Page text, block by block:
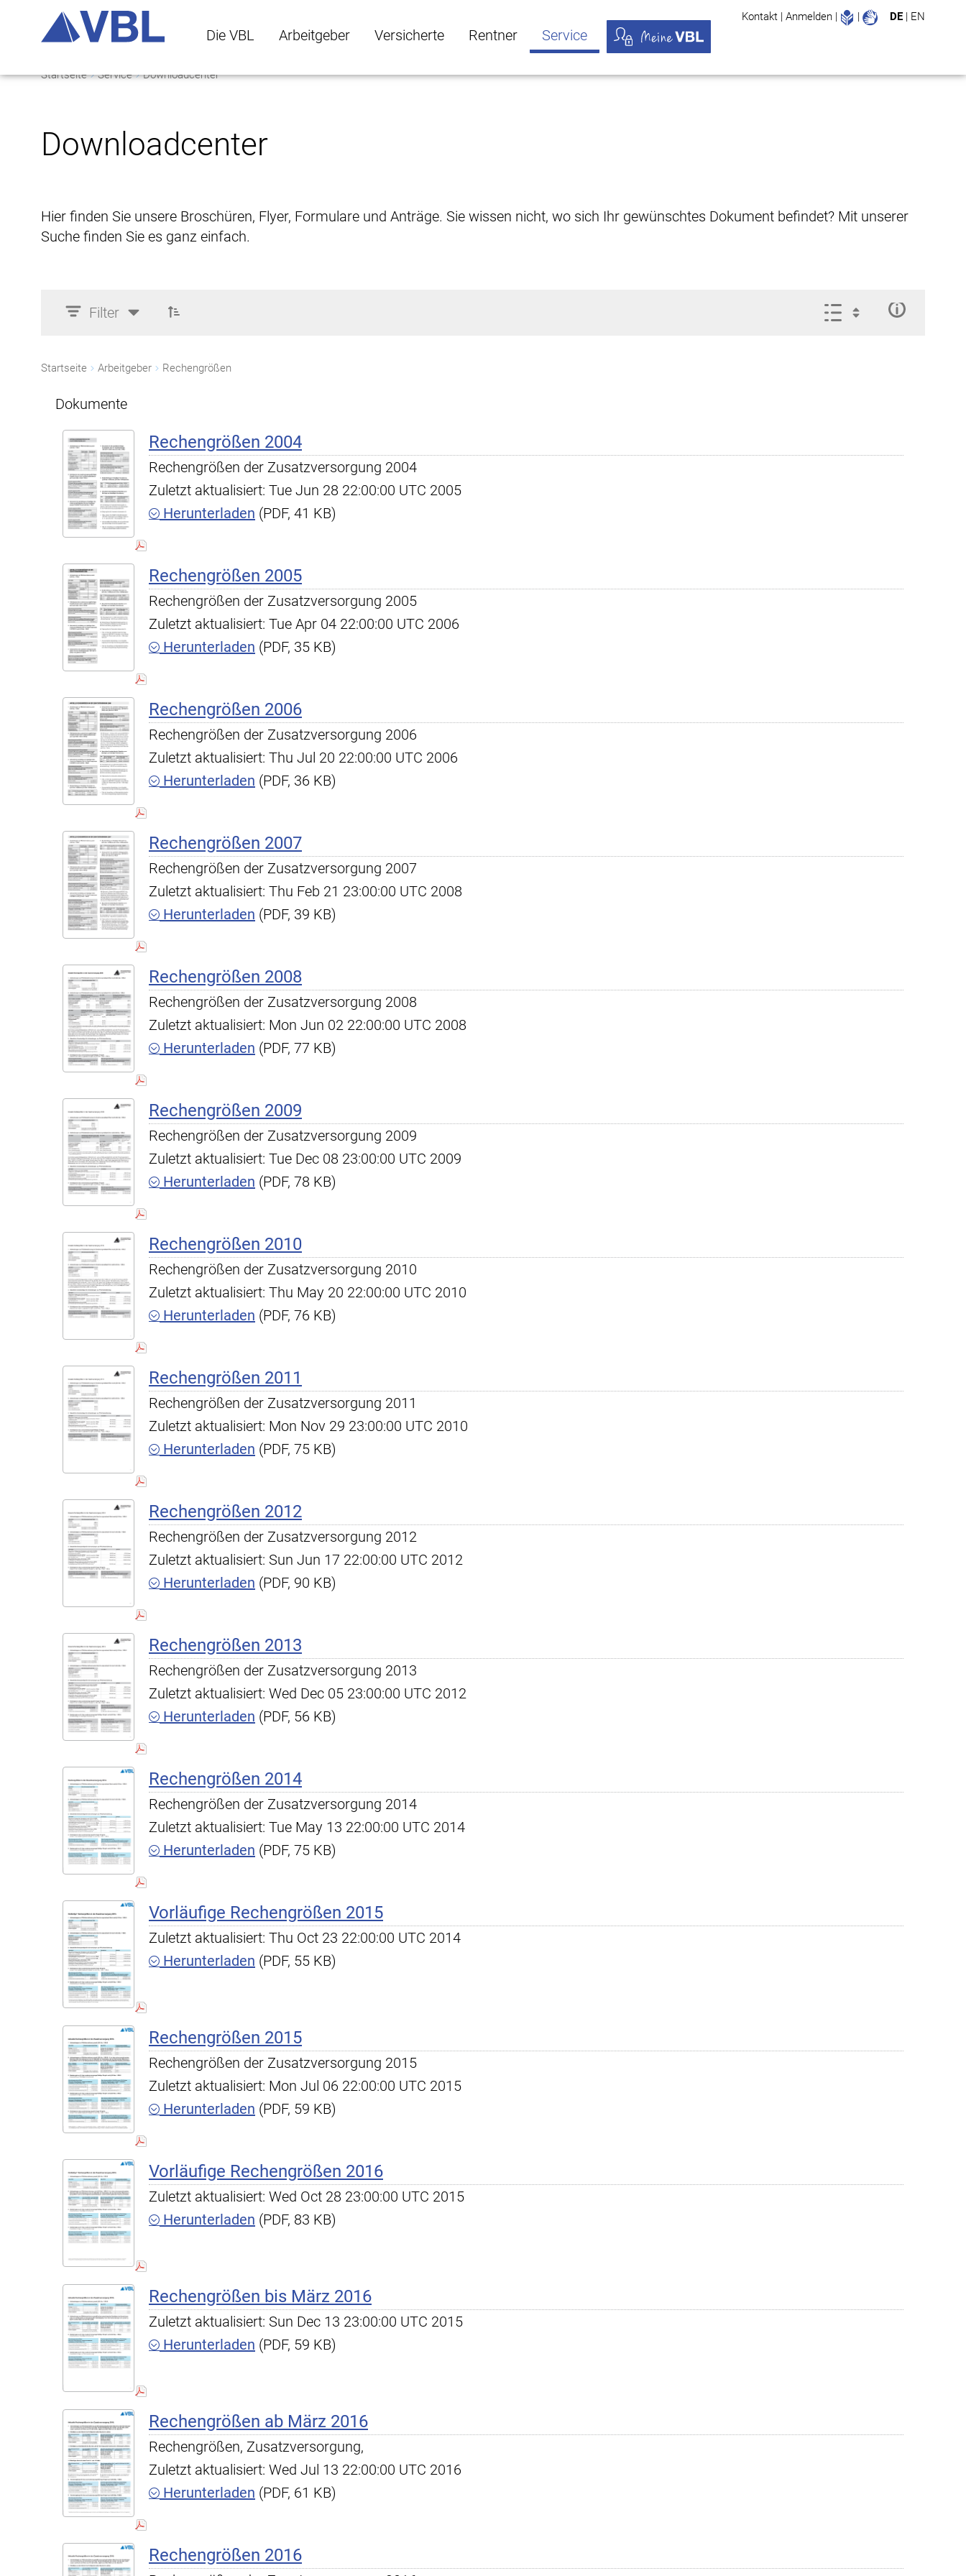
Die VBL Arbeitgeber Versicherte Rentner Service
Kontakt | Anmelden | Leichte Sprache
| DE | EN
Startseite Service Downloadcenter
Downloadcenter
Hier finden Sie unsere Broschüren, Flyer, Formulare und Anträge. Sie wissen nicht, wo sich Ihr gewünschtes Dokument befindet? Mit unserer
Suche finden Sie es ganz einfach.
Filter
Startseite Arbeitgeber Rechengrößen
Dokumente
Rechengrößen 2004
Rechengrößen der Zusatzversorgung 2004
Zuletzt aktualisiert: Tue Jun 28 22:00:00 UTC 2005
Herunterladen (PDF, 41 KB)
Rechengrößen 2005
Rechengrößen der Zusatzversorgung 2005
Zuletzt aktualisiert: Tue Apr 04 22:00:00 UTC 2006
Herunterladen (PDF, 35 KB)
Rechengrößen 2006
Rechengrößen der Zusatzversorgung 2006
Zuletzt aktualisiert: Thu Jul 20 22:00:00 UTC 2006
Herunterladen (PDF, 36 KB)
Rechengrößen 2007
Rechengrößen der Zusatzversorgung 2007
Zuletzt aktualisiert: Thu Feb 21 23:00:00 UTC 2008
Herunterladen (PDF, 39 KB)
Rechengrößen 2008
Rechengrößen der Zusatzversorgung 2008
Zuletzt aktualisiert: Mon Jun 02 22:00:00 UTC 2008
Herunterladen (PDF, 77 KB)
Rechengrößen 2009
Rechengrößen der Zusatzversorgung 2009
Zuletzt aktualisiert: Tue Dec 08 23:00:00 UTC 2009
Herunterladen (PDF, 78 KB)
Rechengrößen 2010
Rechengrößen der Zusatzversorgung 2010
Zuletzt aktualisiert: Thu May 20 22:00:00 UTC 2010
Herunterladen (PDF, 76 KB)
Rechengrößen 2011
Rechengrößen der Zusatzversorgung 2011
Zuletzt aktualisiert: Mon Nov 29 23:00:00 UTC 2010
Herunterladen (PDF, 75 KB)
Rechengrößen 2012
Rechengrößen der Zusatzversorgung 2012
Zuletzt aktualisiert: Sun Jun 17 22:00:00 UTC 2012
Herunterladen (PDF, 90 KB)
Rechengrößen 2013
Rechengrößen der Zusatzversorgung 2013
Zuletzt aktualisiert: Wed Dec 05 23:00:00 UTC 2012
Herunterladen (PDF, 56 KB)
Rechengrößen 2014
Rechengrößen der Zusatzversorgung 2014
Zuletzt aktualisiert: Tue May 13 22:00:00 UTC 2014
Herunterladen (PDF, 75 KB)
Vorläufige Rechengrößen 2015
Zuletzt aktualisiert: Thu Oct 23 22:00:00 UTC 2014
Herunterladen (PDF, 55 KB)
Rechengrößen 2015
Rechengrößen der Zusatzversorgung 2015
Zuletzt aktualisiert: Mon Jul 06 22:00:00 UTC 2015
Herunterladen (PDF, 59 KB)
Vorläufige Rechengrößen 2016
Zuletzt aktualisiert: Wed Oct 28 23:00:00 UTC 2015
Herunterladen (PDF, 83 KB)
Rechengrößen bis März 2016
Zuletzt aktualisiert: Sun Dec 13 23:00:00 UTC 2015
Herunterladen (PDF, 59 KB)
Rechengrößen ab März 2016
Rechengrößen, Zusatzversorgung,
Zuletzt aktualisiert: Wed Jul 13 22:00:00 UTC 2016
Herunterladen (PDF, 61 KB)
Rechengrößen 2016